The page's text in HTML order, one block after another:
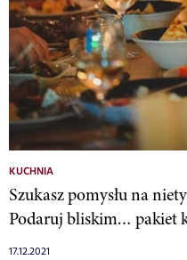
KUCHNIA
Szukasz pomysłu na
Podaruj bliskim… pakiet
17.12.2021